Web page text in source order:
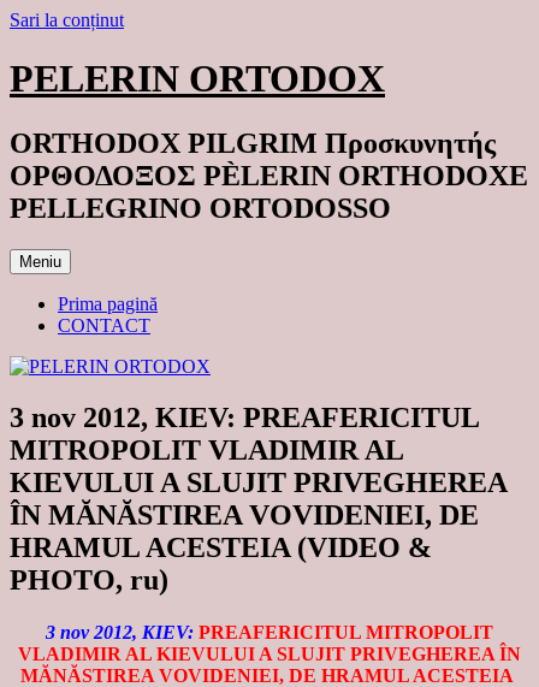
Sari la conținut
PELERIN ORTODOX
ORTHODOX PILGRIM Προσκυνητής
ΟΡΘΟΔΟΞΟΣ PÈLERIN ORTHODOXE
PELLEGRINO ORTODOSSO
Meniu
Prima pagină
CONTACT
3 nov 2012, KIEV: PREAFERICITUL
MITROPOLIT VLADIMIR AL
KIEVULUI A SLUJIT PRIVEGHEREA
ÎN MĂNĂSTIREA VOVIDENIEI, DE
HRAMUL ACESTEIA (VIDEO &
PHOTO, ru)
3 nov 2012, KIEV: PREAFERICITUL MITROPOLIT
VLADIMIR AL KIEVULUI A SLUJIT PRIVEGHEREA ÎN
MĂNĂSTIREA VOVIDENIEI, DE HRAMUL ACESTEIA